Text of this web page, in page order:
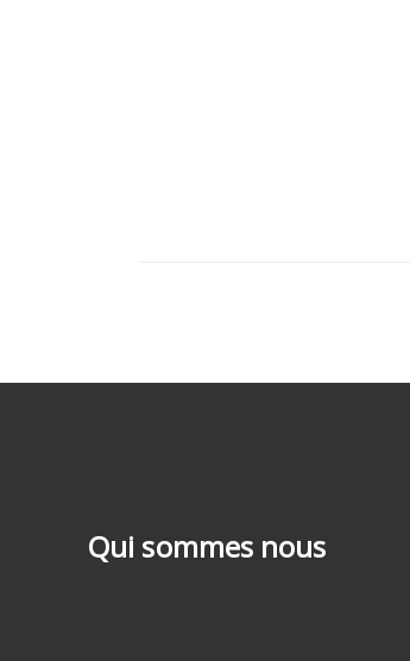
Qui sommes nous